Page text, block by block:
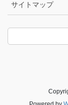
サイトマップ